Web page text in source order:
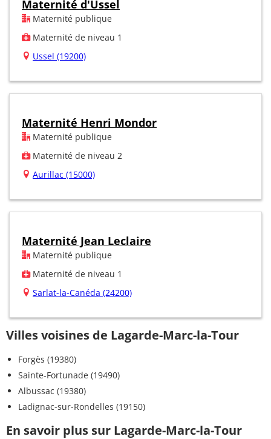
Maternité d'Ussel
Maternité publique
Maternité de niveau 1
Ussel (19200)
Maternité Henri Mondor
Maternité publique
Maternité de niveau 2
Aurillac (15000)
Maternité Jean Leclaire
Maternité publique
Maternité de niveau 1
Sarlat-la-Canéda (24200)
Villes voisines de Lagarde-Marc-la-Tour
Forgès (19380)
Sainte-Fortunade (19490)
Albussac (19380)
Ladignac-sur-Rondelles (19150)
En savoir plus sur Lagarde-Marc-la-Tour